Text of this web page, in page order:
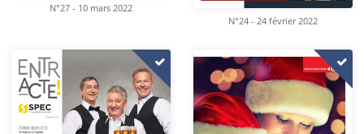
N°27 - 10 mars 2022
N°24 - 24 février 2022